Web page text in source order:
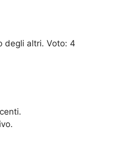
degli altri. Voto: 4